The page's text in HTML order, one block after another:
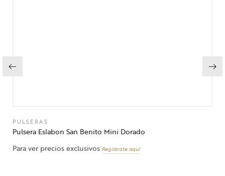
PULSERAS
Pulsera Eslabon San Benito Mini Dorado
Para ver precios exclusivos Regístrate aquí